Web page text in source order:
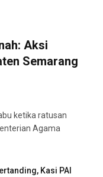
Aksi
Semarang
ketika ratusan
Agama
Kasi PAI